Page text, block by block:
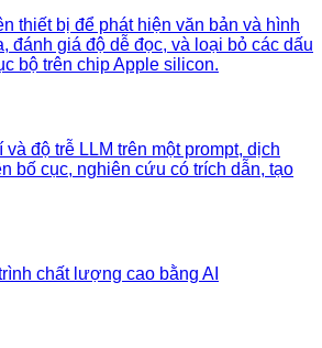
thiết bị để phát hiện văn bản và hình
đánh giá độ dễ đọc, và loại bỏ các dấu
bộ trên chip Apple silicon.
và độ trễ LLM trên một prompt, dịch
bố cục, nghiên cứu có trích dẫn, tạo
chất lượng cao bằng AI